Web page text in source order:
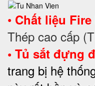
• Chất liệu
Thép cao cấp
• Tủ sắt đựng
trang bị hệ